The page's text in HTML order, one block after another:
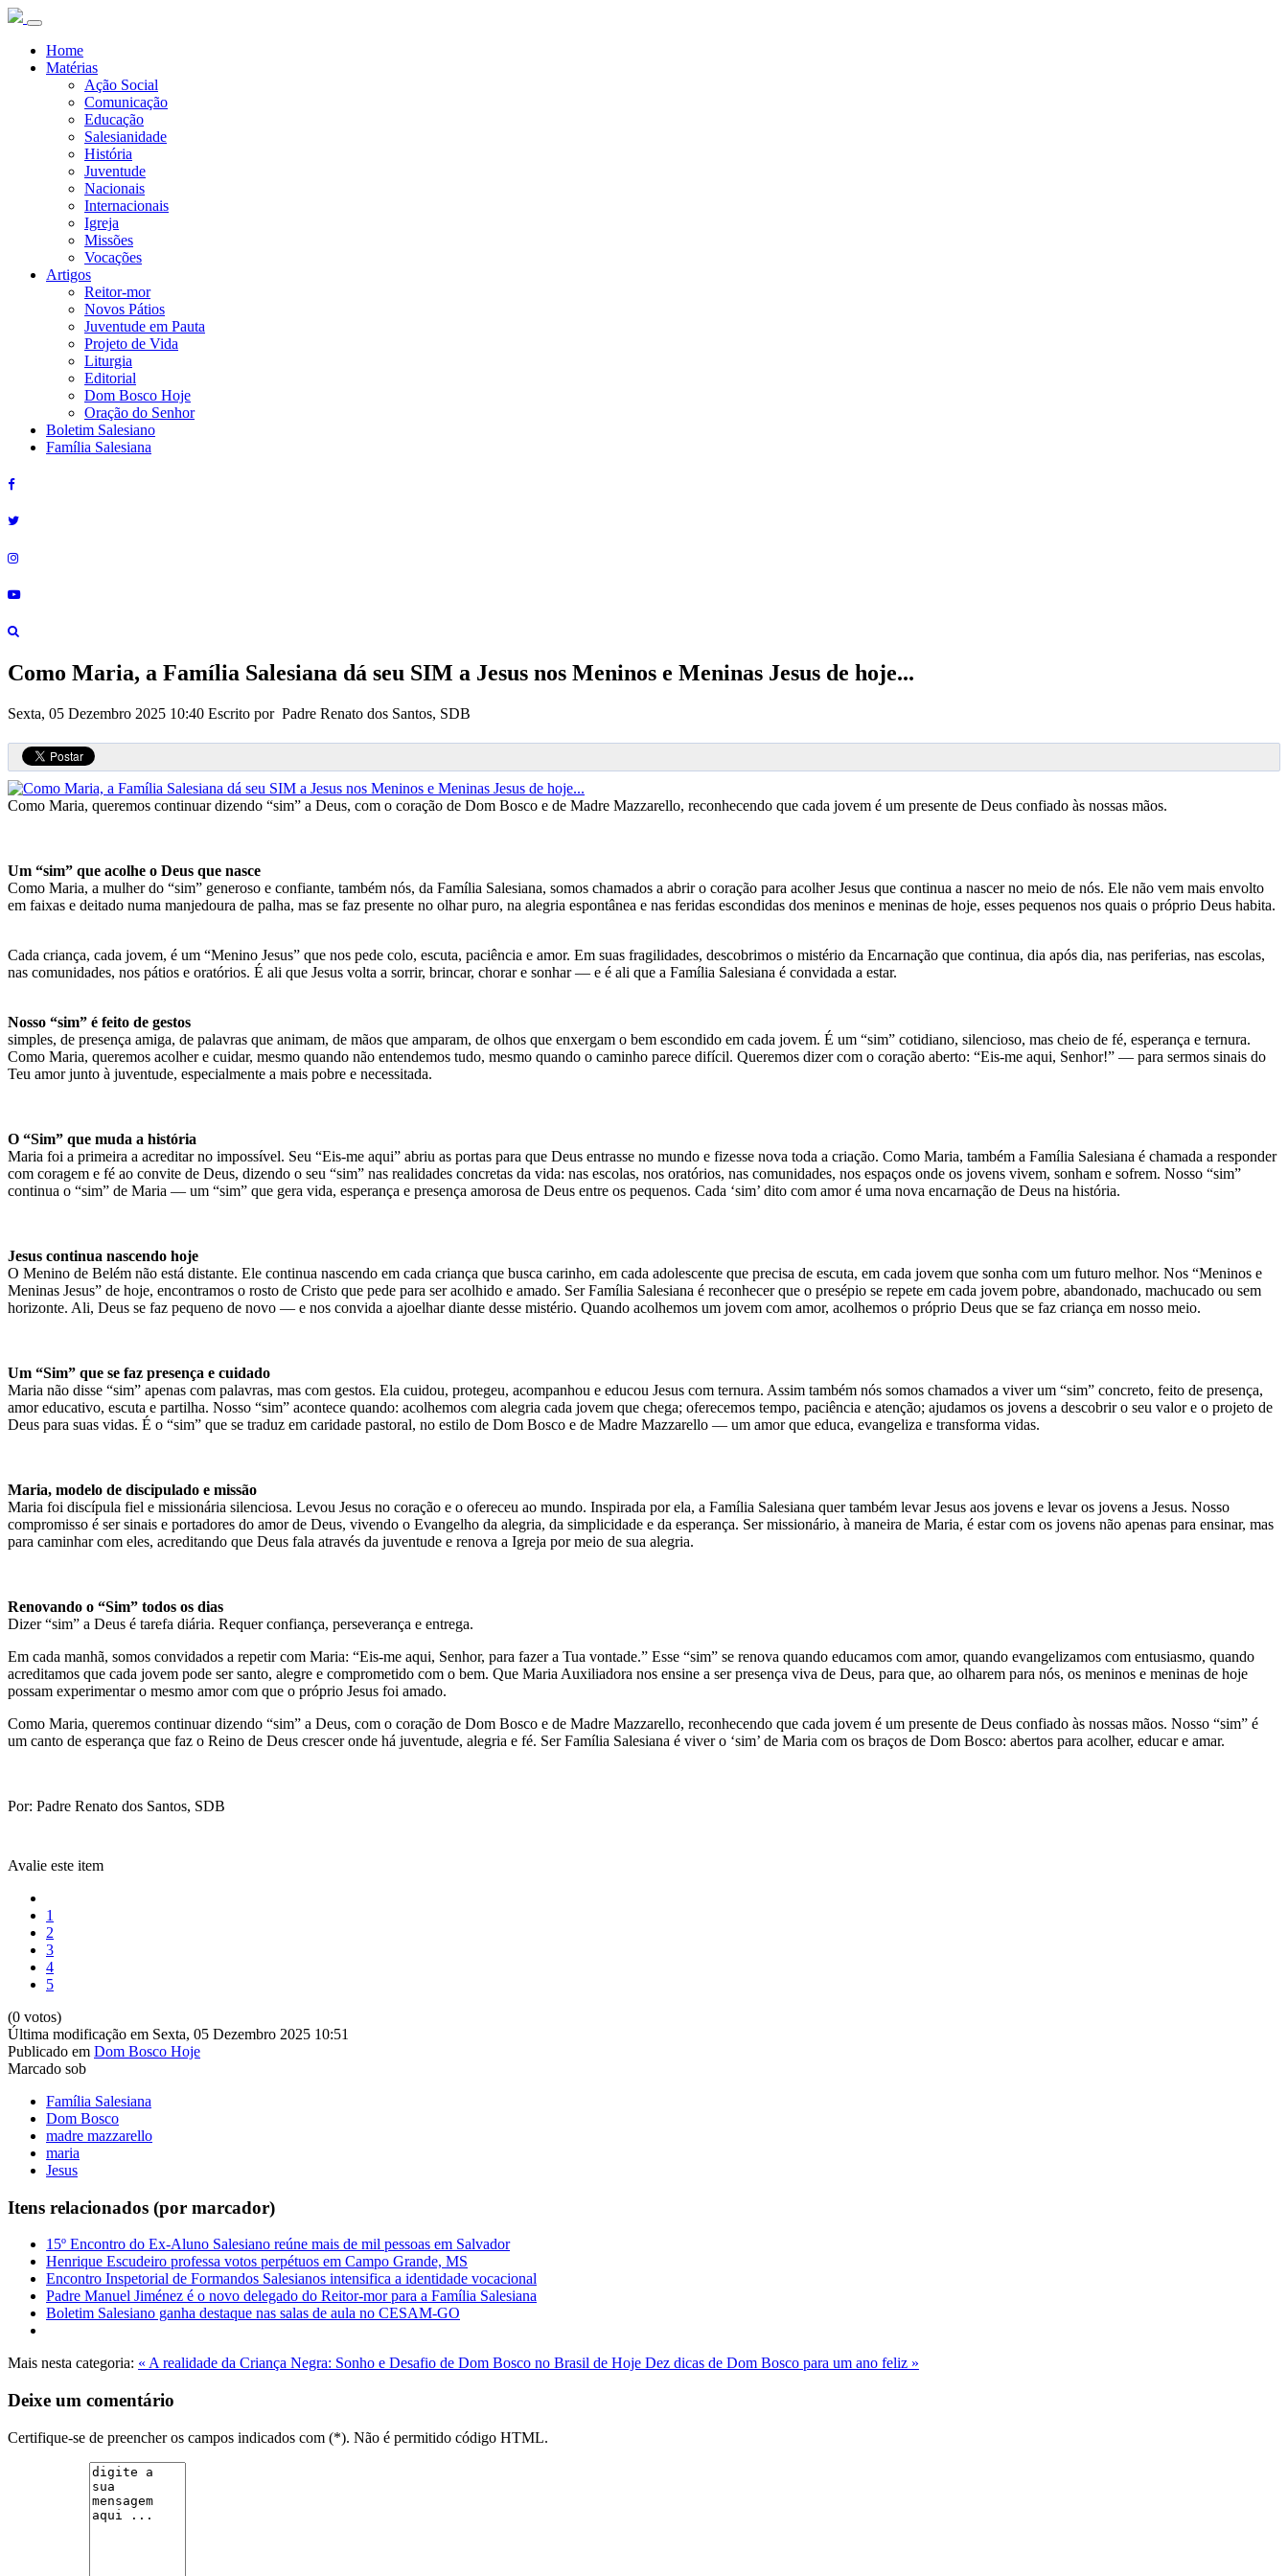
Home
Matérias
Ação Social
Comunicação
Educação
Salesianidade
História
Juventude
Nacionais
Internacionais
Igreja
Missões
Vocações
Artigos
Reitor-mor
Novos Pátios
Juventude em Pauta
Projeto de Vida
Liturgia
Editorial
Dom Bosco Hoje
Oração do Senhor
Boletim Salesiano
Família Salesiana
Como Maria, a Família Salesiana dá seu SIM a Jesus nos Meninos e Meninas Jesus de hoje...
Sexta, 05 Dezembro 2025 10:40 Escrito por Padre Renato dos Santos, SDB
Como Maria, queremos continuar dizendo “sim” a Deus, com o coração de Dom Bosco e de Madre Mazzarello, reconhecendo que cada jovem é um presente de Deus confiado às nossas mãos.
Um “sim” que acolhe o Deus que nasce
Como Maria, a mulher do “sim” generoso e confiante, também nós, da Família Salesiana, somos chamados a abrir o coração para acolher Jesus que continua a nascer no meio de nós. Ele não vem mais envolto
em faixas e deitado numa manjedoura de palha, mas se faz presente no olhar puro, na alegria espontânea e nas feridas escondidas dos meninos e meninas de hoje, esses pequenos nos quais o próprio Deus habita.
Cada criança, cada jovem, é um “Menino Jesus” que nos pede colo, escuta, paciência e amor. Em suas fragilidades, descobrimos o mistério da Encarnação que continua, dia após dia, nas periferias, nas escolas,
nas comunidades, nos pátios e oratórios. É ali que Jesus volta a sorrir, brincar, chorar e sonhar — e é ali que a Família Salesiana é convidada a estar.
Nosso “sim” é feito de gestos
simples, de presença amiga, de palavras que animam, de mãos que amparam, de olhos que enxergam o bem escondido em cada jovem. É um “sim” cotidiano, silencioso, mas cheio de fé, esperança e ternura.
Como Maria, queremos acolher e cuidar, mesmo quando não entendemos tudo, mesmo quando o caminho parece difícil. Queremos dizer com o coração aberto: “Eis-me aqui, Senhor!” — para sermos sinais do
Teu amor junto à juventude, especialmente a mais pobre e necessitada.
O “Sim” que muda a história
Maria foi a primeira a acreditar no impossível. Seu “Eis-me aqui” abriu as portas para que Deus entrasse no mundo e fizesse nova toda a criação. Como Maria, também a Família Salesiana é chamada a responder
com coragem e fé ao convite de Deus, dizendo o seu “sim” nas realidades concretas da vida: nas escolas, nos oratórios, nas comunidades, nos espaços onde os jovens vivem, sonham e sofrem. Nosso “sim”
continua o “sim” de Maria — um “sim” que gera vida, esperança e presença amorosa de Deus entre os pequenos. Cada ‘sim’ dito com amor é uma nova encarnação de Deus na história.
Jesus continua nascendo hoje
O Menino de Belém não está distante. Ele continua nascendo em cada criança que busca carinho, em cada adolescente que precisa de escuta, em cada jovem que sonha com um futuro melhor. Nos “Meninos e
Meninas Jesus” de hoje, encontramos o rosto de Cristo que pede para ser acolhido e amado. Ser Família Salesiana é reconhecer que o presépio se repete em cada jovem pobre, abandonado, machucado ou sem
horizonte. Ali, Deus se faz pequeno de novo — e nos convida a ajoelhar diante desse mistério. Quando acolhemos um jovem com amor, acolhemos o próprio Deus que se faz criança em nosso meio.
Um “Sim” que se faz presença e cuidado
Maria não disse “sim” apenas com palavras, mas com gestos. Ela cuidou, protegeu, acompanhou e educou Jesus com ternura. Assim também nós somos chamados a viver um “sim” concreto, feito de presença,
amor educativo, escuta e partilha. Nosso “sim” acontece quando: acolhemos com alegria cada jovem que chega; oferecemos tempo, paciência e atenção; ajudamos os jovens a descobrir o seu valor e o projeto de
Deus para suas vidas. É o “sim” que se traduz em caridade pastoral, no estilo de Dom Bosco e de Madre Mazzarello — um amor que educa, evangeliza e transforma vidas.
Maria, modelo de discipulado e missão
Maria foi discípula fiel e missionária silenciosa. Levou Jesus no coração e o ofereceu ao mundo. Inspirada por ela, a Família Salesiana quer também levar Jesus aos jovens e levar os jovens a Jesus. Nosso
compromisso é ser sinais e portadores do amor de Deus, vivendo o Evangelho da alegria, da simplicidade e da esperança. Ser missionário, à maneira de Maria, é estar com os jovens não apenas para ensinar, mas
para caminhar com eles, acreditando que Deus fala através da juventude e renova a Igreja por meio de sua alegria.
Renovando o “Sim” todos os dias
Dizer “sim” a Deus é tarefa diária. Requer confiança, perseverança e entrega.
Em cada manhã, somos convidados a repetir com Maria: “Eis-me aqui, Senhor, para fazer a Tua vontade.” Esse “sim” se renova quando educamos com amor, quando evangelizamos com entusiasmo, quando
acreditamos que cada jovem pode ser santo, alegre e comprometido com o bem. Que Maria Auxiliadora nos ensine a ser presença viva de Deus, para que, ao olharem para nós, os meninos e meninas de hoje
possam experimentar o mesmo amor com que o próprio Jesus foi amado.
Como Maria, queremos continuar dizendo “sim” a Deus, com o coração de Dom Bosco e de Madre Mazzarello, reconhecendo que cada jovem é um presente de Deus confiado às nossas mãos. Nosso “sim” é
um canto de esperança que faz o Reino de Deus crescer onde há juventude, alegria e fé. Ser Família Salesiana é viver o ‘sim’ de Maria com os braços de Dom Bosco: abertos para acolher, educar e amar.
Por: Padre Renato dos Santos, SDB
Avalie este item
1
2
3
4
5
(0 votos)
Última modificação em Sexta, 05 Dezembro 2025 10:51
Publicado em Dom Bosco Hoje
Marcado sob
Família Salesiana
Dom Bosco
madre mazzarello
maria
Jesus
Itens relacionados (por marcador)
15º Encontro do Ex-Aluno Salesiano reúne mais de mil pessoas em Salvador
Henrique Escudeiro professa votos perpétuos em Campo Grande, MS
Encontro Inspetorial de Formandos Salesianos intensifica a identidade vocacional
Padre Manuel Jiménez é o novo delegado do Reitor-mor para a Família Salesiana
Boletim Salesiano ganha destaque nas salas de aula no CESAM-GO
Mais nesta categoria: « A realidade da Criança Negra: Sonho e Desafio de Dom Bosco no Brasil de Hoje Dez dicas de Dom Bosco para um ano feliz »
Deixe um comentário
Certifique-se de preencher os campos indicados com (*). Não é permitido código HTML.